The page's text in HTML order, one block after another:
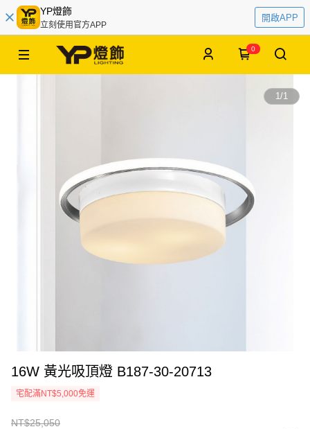
YP燈飾
立刻使用官方APP
開啟APP
0
1/1
16W 黃光吸頂燈 B187-30-20713
宅配滿NT$5,000免運
NT$25,050